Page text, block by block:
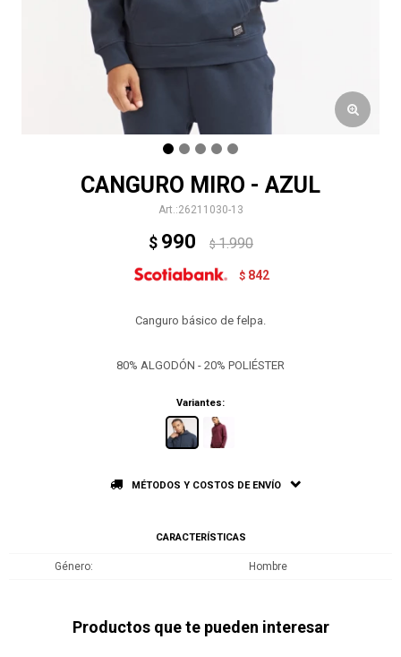
CANGURO MIRO - AZUL
26211030-13
$ 990 $ 1.990
$ 842
Canguro básico de felpa.
80% ALGODÓN - 20% POLIÉSTER
Variantes:
MÉTODOS Y COSTOS DE ENVÍO
CARACTERÍSTICAS
Género Hombre
Productos que te pueden interesar